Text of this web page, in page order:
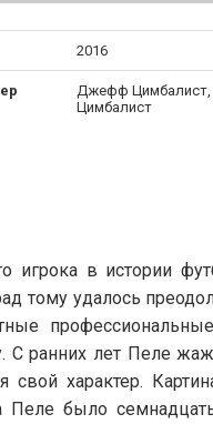
2016
Джефф Цимбалист,
Цимбалист
игрока в истории
тому удалось
ранних лет Пеле
характер.
было